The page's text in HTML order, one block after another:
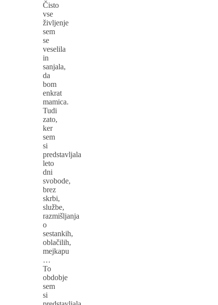
Čisto
vse
življenje
sem
se
veselila
in
sanjala,
da
bom
enkrat
mamica.
Tudi
zato,
ker
sem
si
predstavljala
leto
dni
svobode,
brez
skrbi,
službe,
razmišljanja
o
sestankih,
oblačilih,
mejkapu
…
To
obdobje
sem
si